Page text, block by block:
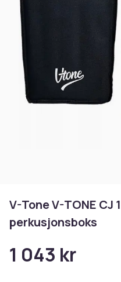
V-Tone V-TONE CJ
perkusjonsboks
1 043 kr